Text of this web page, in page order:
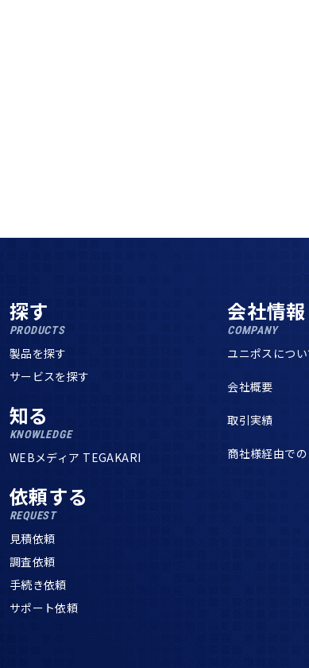
探す
PRODUCTS
製品を探す
サービスを探す
知る
KNOWLEDGE
WEBメディア TEGAKARI
依頼する
REQUEST
見積依頼
調査依頼
手続き依頼
サポート依頼
会社情報
COMPANY
ユニポスについ
会社概要
取引実績
商社様経由で